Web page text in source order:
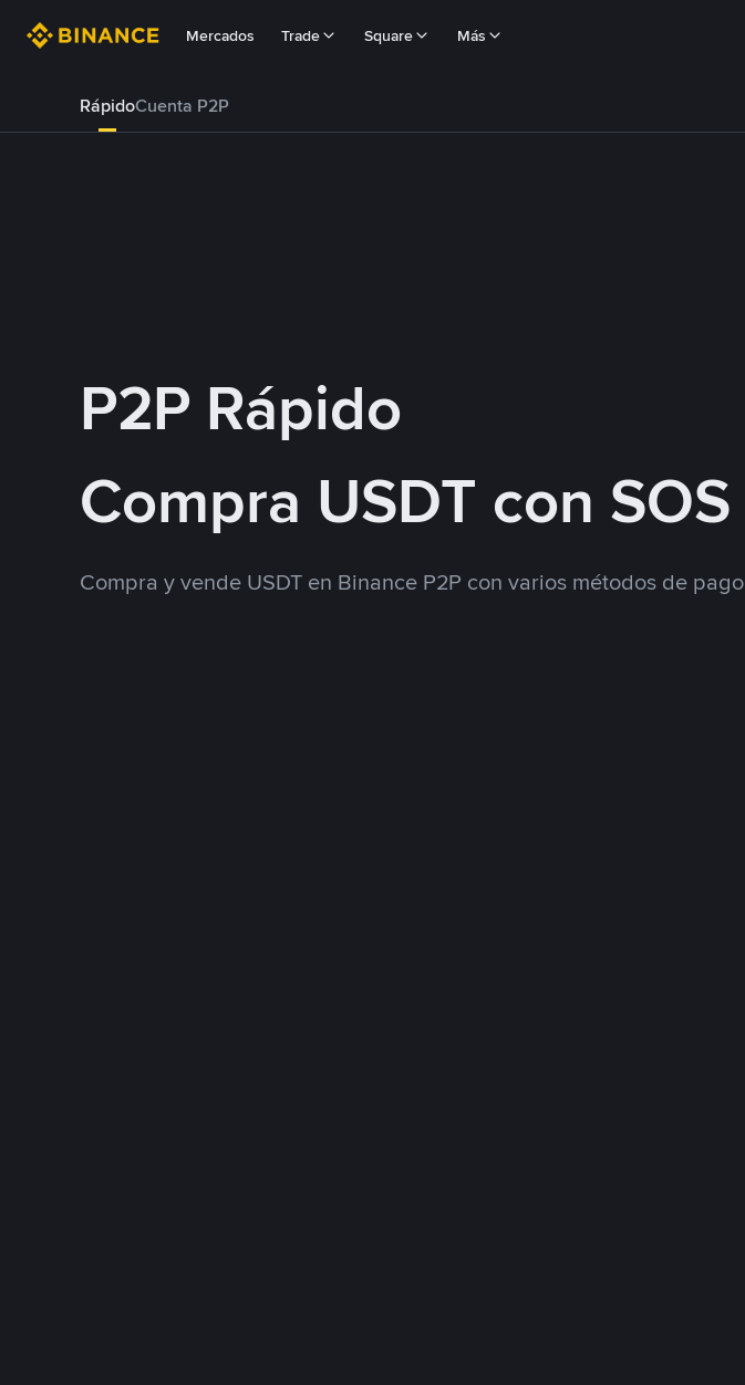
Mercados Trade Square Más
RápidoCuenta P2P
P2P Rápido
Compra USDT con SOS
Compra y vende USDT en Binance P2P con varios métodos de pago